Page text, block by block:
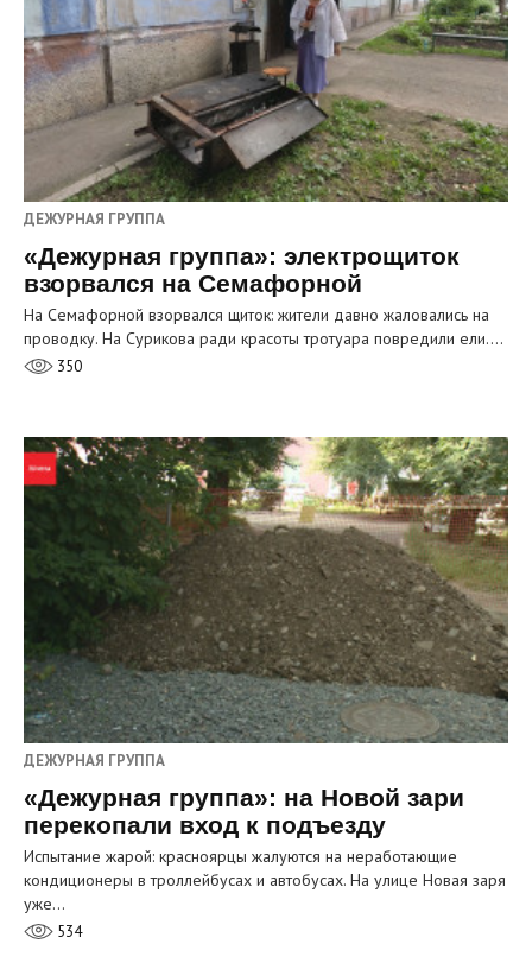
ДЕЖУРНАЯ ГРУППА
«Дежурная группа»: электрощиток
взорвался на Семафорной
На Семафорной взорвался щиток: жители давно жаловались на
проводку. На Сурикова ради красоты тротуара повредили ели.…
350
ДЕЖУРНАЯ ГРУППА
«Дежурная группа»: на Новой зари
перекопали вход к подъезду
Испытание жарой: красноярцы жалуются на неработающие
кондиционеры в троллейбусах и автобусах. На улице Новая заря
уже…
534